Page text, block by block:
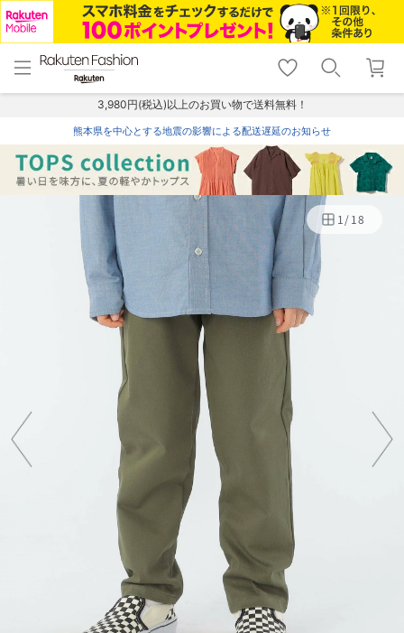
menu home
トップ
shopping_cart lock_outline
ログイン
3,980円(税込)以上のお買い物で送料無料！
熊本県を中心とする地震の影響による配送遅延のお知らせ
1/18